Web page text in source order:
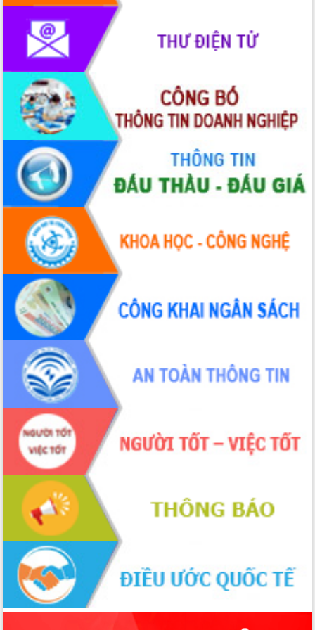
hiện nhiệm vụ quản lý tài sản công
hàng tuần
Tháo gỡ những vướng mắc, đẩy mạnh
công tác cải cách thủ tục hành chính
tại Trung tâm Phục vụ hành chính
công tỉnh
Đắk Lắk: Tôn vinh 46 giải pháp tại Hội
thi Sáng tạo Kỹ thuật 2024 - 2025
Đắk Lắk rà soát, điều chỉnh Đề án 190
về phát triển nuôi trồng thủy sản
Phó Chủ tịch UBND tỉnh Đắk Lắk
Trương Công Thái kiểm tra thực địa
Dự án cao tốc Khánh Hòa - Buôn Ma
Thuột
Định vị cà phê Việt Nam như một “di
sản sống” trong dòng chảy toàn cầu
Xây dựng nông thôn mới: Nâng cao đời
sống người dân từ những mô hình thiết
thực
Quyết liệt tháo gỡ vướng mắc, đẩy
nhanh tiến độ các dự án trọng điểm
trong Khu kinh tế Nam Phú Yên
Hòn Yến phát triển du lịch gắn với bảo
tồn biển
Lấy ý kiến điều chỉnh Quy hoạch tỉnh
Đắk Lắk thời kỳ 2021-2030, tầm nhìn
đến năm 2050
Phát động chiến dịch 30 ngày đêm
giải phóng mặt bằng Tuyến đường bộ
ven biển
Đắk Lắk nỗ lực thúc đẩy tăng trưởng
kinh tế từ 10% trở lên trong Quý
II/2026
Đắk Lắk ký kết thỏa thuận hợp tác về
chuyển đổi số giai đoạn 2026 – 2030
với Tập đoàn Bưu chính Viễn thông
Việt Nam
Thứ trưởng Bộ Y tế làm việc với tỉnh
Đắk Lắk về phát triển nhân lực y tế
cho trạm y tế cấp xã
Du lịch Đắk Lắk nâng tầm trải nghiệm